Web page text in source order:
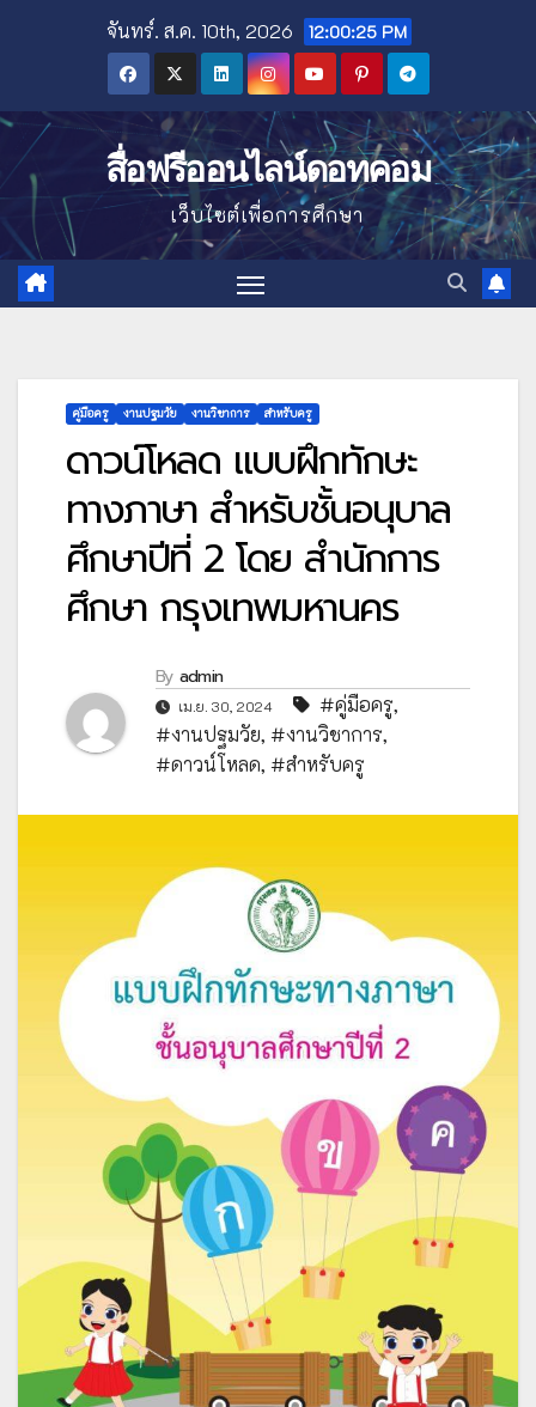
จันทร์. ส.ค. 10th, 2026 12:00:26 PM
สื่อฟรีออนไลน์ดอทคอม
เว็บไซต์เพื่อการศึกษา
คู่มือครู งานปฐมวัย งานวิชาการ สำหรับครู
ดาวน์โหลด แบบฝึกทักษะ
ทางภาษา สำหรับชั้นอนุบาล
ศึกษาปีที่ 2 โดย สำนักการ
ศึกษา กรุงเทพมหานคร
By admin
เม.ย. 30, 2024 #คู่มือครู,
#งานปฐมวัย, #งานวิชาการ,
#ดาวน์โหลด, #สำหรับครู